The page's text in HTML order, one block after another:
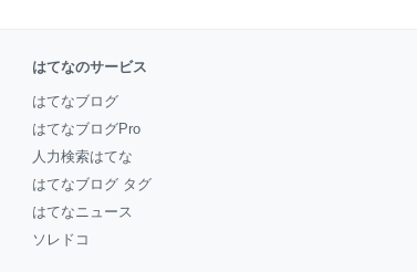
はてなのサービス
はてなブログ
はてなブログPro
人力検索はてな
はてなブログ タグ
はてなニュース
ソレドコ